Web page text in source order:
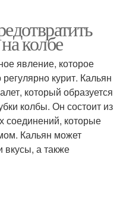
колбе
явление, которое
курит. Кальян
который образуется
колбы. Он состоит из
соединений, которые
Кальян может
вкусы, а также